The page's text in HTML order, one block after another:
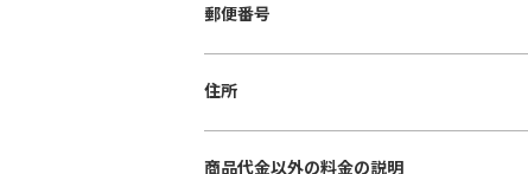
郵便番号
住所
商品代金以外の料金の説明